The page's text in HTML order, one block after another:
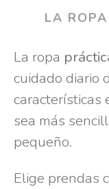
LA
La ropa
cuidado diario
características
sea más
pequeño.
Elige prendas